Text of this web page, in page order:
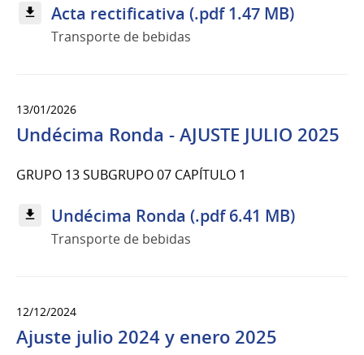
Acta rectificativa (.pdf 1.47 MB)
Transporte de bebidas
13/01/2026
Undécima Ronda - AJUSTE JULIO 2025
GRUPO 13 SUBGRUPO 07 CAPÍTULO 1
Undécima Ronda (.pdf 6.41 MB)
Transporte de bebidas
12/12/2024
Ajuste julio 2024 y enero 2025